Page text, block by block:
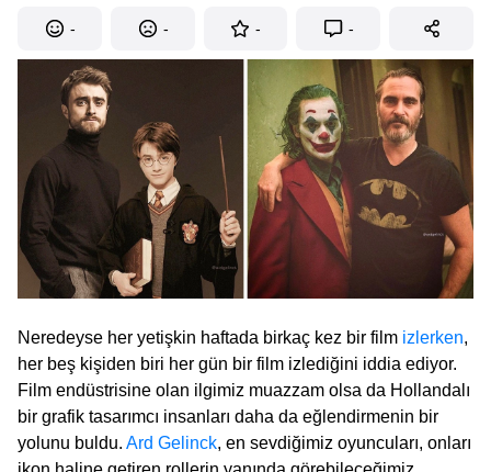
- - - -
Neredeyse her yetişkin haftada birkaç kez bir film izlerken,
her beş kişiden biri her gün bir film izlediğini iddia ediyor.
Film endüstrisine olan ilgimiz muazzam olsa da Hollandalı
bir grafik tasarımcı insanları daha da eğlendirmenin bir
yolunu buldu. Ard Gelinck, en sevdiğimiz oyuncuları, onları